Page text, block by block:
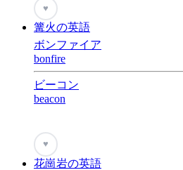
♥
篝火の英語
ボンファイア
bonfire
ビーコン
beacon
♥
花崗岩の英語